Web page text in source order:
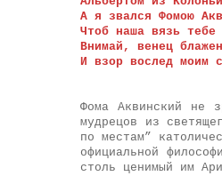
А я звался Фомою
Чтоб наша вязь тебе
Внимай, венец
И взор вослед моим
Фома Аквинский не
мудрецов из
по местам”
официальной
столь ценимый им